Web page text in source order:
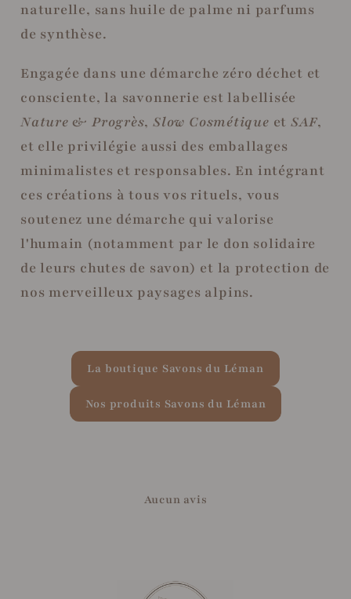
naturelle, sans huile de palme ni parfums
de synthèse.
Engagée dans une démarche zéro déchet et
consciente, la savonnerie est labellisée
Nature & Progrès,Slow Cosmétique et SAF,
et elle privilégie aussi des emballages
minimalistes et responsables. En intégrant
ces créations à tous vos rituels, vous
soutenez une démarche qui valorise
l'humain (notamment par le don solidaire
de leurs chutes de savon) et la protection de
nos merveilleux paysages alpins.
La boutique Savons du Léman
Nos produits Savons du Léman
Aucun avis